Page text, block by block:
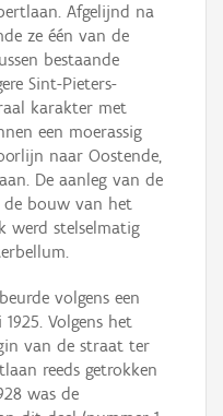
Afgelijnd na
ze één van de
bestaande
Sint-Pieters-
karakter met
een moerassig
naar Oostende,
De aanleg van de
de bouw van het
werd stelselmatig
volgens een
Volgens het
van de straat ter
reeds getrokken
was de